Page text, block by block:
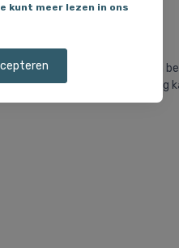
kunt meer lezen in ons
Het is ontworpen als een
aan tassen of kleding